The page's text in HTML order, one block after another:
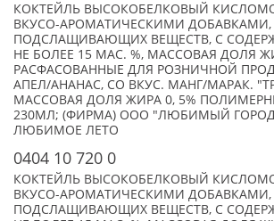
КОКТЕЙЛЬ ВЫСОКОБЕЛКОВЫЙ
ВКУСО-АРОМАТИЧЕСКИМИ
ПОДСЛАЩИВАЮЩИХ ВЕЩЕСТВ, С
НЕ БОЛЕЕ 15 МАС. %, МАССОВАЯ ДОЛЯ
РАСФАСОВАННЫЕ ДЛЯ РОЗНИЧНОЙ
АПЕЛ/АНАНАС, СО ВКУС. МАНГ/МАРАК.
МАССОВАЯ ДОЛЯ ЖИРА 0, 5%
230МЛ; (ФИРМА) ООО "ЛЮБИМЫЙ
ЛЮБИМОЕ ЛЕТО
0404 10 720 0
КОКТЕЙЛЬ ВЫСОКОБЕЛКОВЫЙ
ВКУСО-АРОМАТИЧЕСКИМИ
ПОДСЛАЩИВАЮЩИХ ВЕЩЕСТВ, С